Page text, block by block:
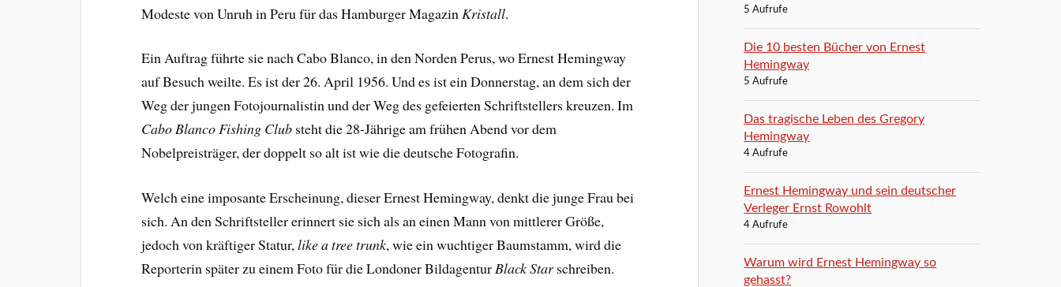
Modeste von Unruh in Peru für das Hamburger Magazin Kristall.
Ein Auftrag führte sie nach Cabo Blanco, in den Norden Perus, wo Ernest Hemingway
auf Besuch weilte. Es ist der 26. April 1956. Und es ist ein Donnerstag, an dem sich der
Weg der jungen Fotojournalistin und der Weg des gefeierten Schriftstellers kreuzen. Im
Cabo BlancoFishing Club steht die 28-Jährige am frühen Abend vor dem
Nobelpreisträger, der doppelt so alt ist wie die deutsche Fotografin.
Welch eine imposante Erscheinung, dieser Ernest Hemingway, denkt die junge Frau bei
sich. An den Schriftsteller erinnert sie sich als an einen Mann von mittlerer Größe,
jedoch von kräftiger Statur,like a tree trunk, wie ein wuchtiger Baumstamm, wird die
Reporterin später zu einem Foto für die Londoner BildagenturBlack Starschreiben.
5 Aufrufe
Die 10 besten Bücher von Ernest
Hemingway
5 Aufrufe
Das tragische Leben des Gregory
Hemingway
4 Aufrufe
Ernest Hemingway und sein deutscher
Verleger Ernst Rowohlt
4 Aufrufe
Warum wird Ernest Hemingway so
gehasst?